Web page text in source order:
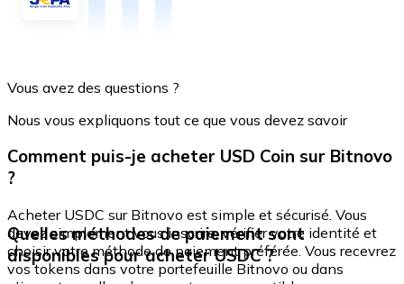
Vous avez des questions ?
Nous vous expliquons tout ce que vous devez savoir
Comment puis-je acheter USD Coin sur Bitnovo
?
Acheter USDC sur Bitnovo est simple et sécurisé. Vous
devez simplement vous inscrire, vérifier votre identité et
choisir votre méthode de paiement préférée. Vous recevrez
vos tokens dans votre portefeuille Bitnovo ou dans
Quelles méthodes de paiement sont
disponibles pour acheter USDC ?